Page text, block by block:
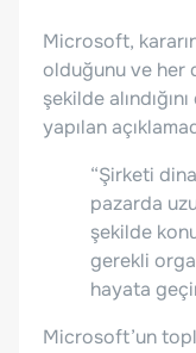
Microsoft,
olduğunu ve her
şekilde
yapılan
“Şirketi
pazarda
şekilde
gerekli
hayata
Microsoft’un